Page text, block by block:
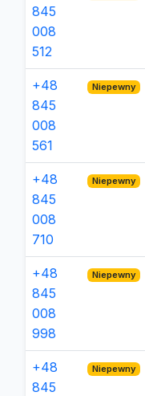
845
008
512
+48
845
008
561
Niepewny
+48
845
008
710
Niepewny
+48
845
008
998
Niepewny
+48
845
Niepewny